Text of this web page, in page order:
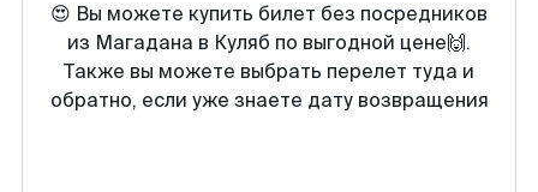
😍 Вы можете купить билет без посредников
из Магадана в Куляб по выгодной цене🙌.
Также вы можете выбрать перелет туда и
обратно, если уже знаете дату возвращения